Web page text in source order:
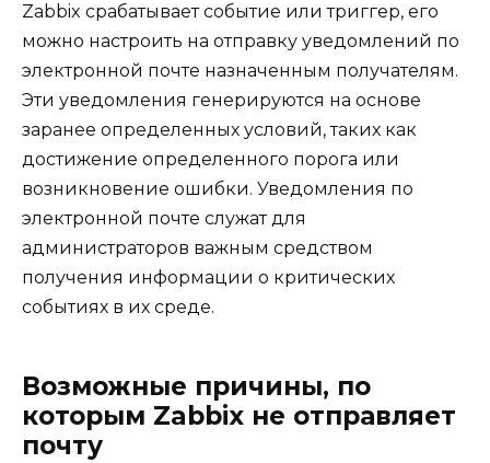
Zabbix срабатывает событие или триггер, его
можно настроить на отправку уведомлений по
электронной почте назначенным получателям.
Эти уведомления генерируются на основе
заранее определенных условий, таких как
достижение определенного порога или
возникновение ошибки. Уведомления по
электронной почте служат для
администраторов важным средством
получения информации о критических
событиях в их среде.
Возможные причины, по
которым Zabbix не отправляет
почту